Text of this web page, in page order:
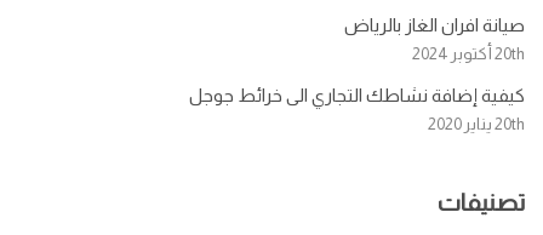
صيانة افران الغاز بالرياض
20th أكتوبر 2024
كيفية إضافة نشاطك التجاري الى خرائط جوجل
20th يناير 2020
تصنيفات